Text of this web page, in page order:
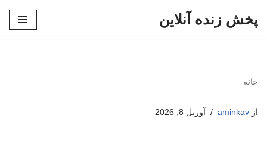
پخش زنده آنلاین
خانه
از aminkav آوریل 8, 2026